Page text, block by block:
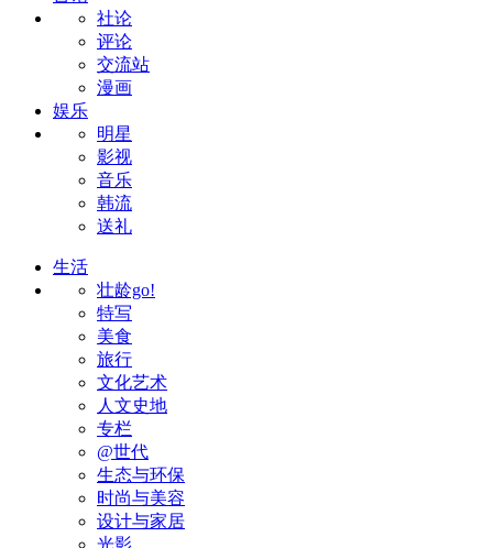
社论
评论
交流站
漫画
娱乐
明星
影视
音乐
韩流
送礼
生活
壮龄go!
特写
美食
旅行
文化艺术
人文史地
专栏
@世代
生态与环保
时尚与美容
设计与家居
光影